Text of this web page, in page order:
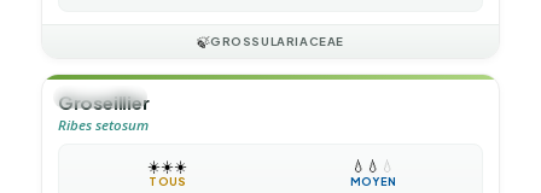
🍃GROSSULARIACEAE
🌲ARBUSTE
Groseillier
Ribes setosum
☀️☀️☀️
TOUS
💧 💧 💧
MOYEN